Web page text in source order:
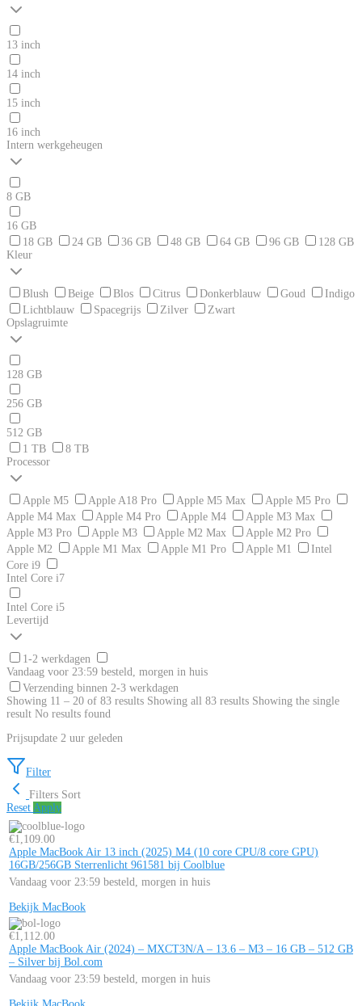
13 inch
14 inch
15 inch
16 inch
Intern werkgeheugen
8 GB
16 GB
18 GB
24 GB 36 GB 48 GB 64 GB 96 GB
128 GB
Kleur
Blush Beige Blos Citrus Donkerblauw Goud
Indigo
Lichtblauw
Spacegrijs Zilver
Zwart
Opslagruimte
128 GB
256 GB
512 GB
1 TB
8 TB
Processor
Apple M5 Apple A18 Pro Apple M5 Max
Apple M5 Pro
Apple M4 Max
Apple M4 Pro Apple M4
Apple M3 Max
Apple M3 Pro
Apple M3 Apple M2 Max
Apple M2 Pro
Apple M2
Apple M1 Max Apple M1 Pro Apple M1
Intel
Core i9
Intel Core i7
Intel Core i5
Levertijd
1-2 werkdagen
Vandaag voor 23:59 besteld, morgen in huis
Verzending binnen 2-3 werkdagen
Showing 11 – 20 of 83 results Showing all 83 results Showing the single
result No results found
Prijsupdate 2 uur geleden
Filter
Filters Sort
Reset Apply
€1,109.00
Apple MacBook Air 13 inch (2025) M4 (10 core CPU/8 core GPU)
16GB/256GB Sterrenlicht 961581 bij Coolblue
Vandaag voor 23:59 besteld, morgen in huis
Bekijk MacBook
€1,112.00
Apple MacBook Air (2024) – MXCT3N/A – 13.6 – M3 – 16 GB – 512 GB
– Silver bij Bol.com
Vandaag voor 23:59 besteld, morgen in huis